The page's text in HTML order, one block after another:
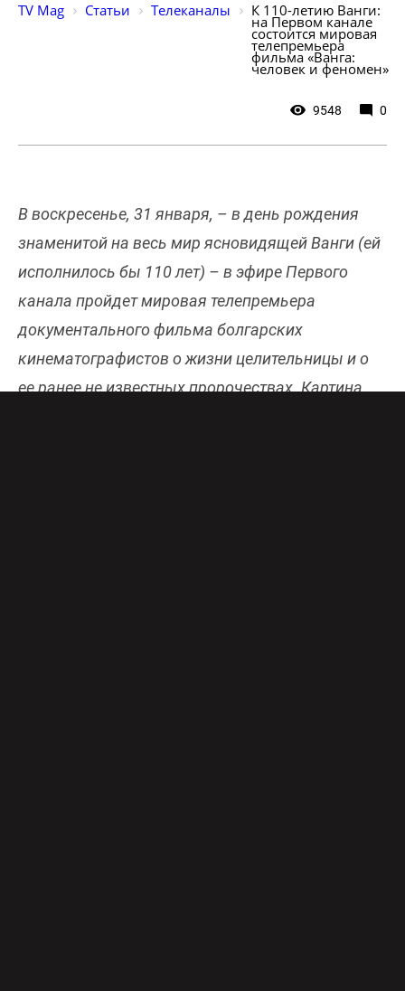
TV Mag Статьи Телеканалы К 110-летию Ванги:
на Первом канале
состоится мировая
телепремьера
фильма «Ванга:
человек и феномен»
9548 0
В воскресенье, 31 января, – в день рождения
знаменитой на весь мир ясновидящей Ванги (ей
исполнилось бы 110 лет) – в эфире Первого
канала пройдет мировая телепремьера
документального фильма болгарских
кинематографистов о жизни целительницы и о
ее ранее не известных пророчествах. Картина